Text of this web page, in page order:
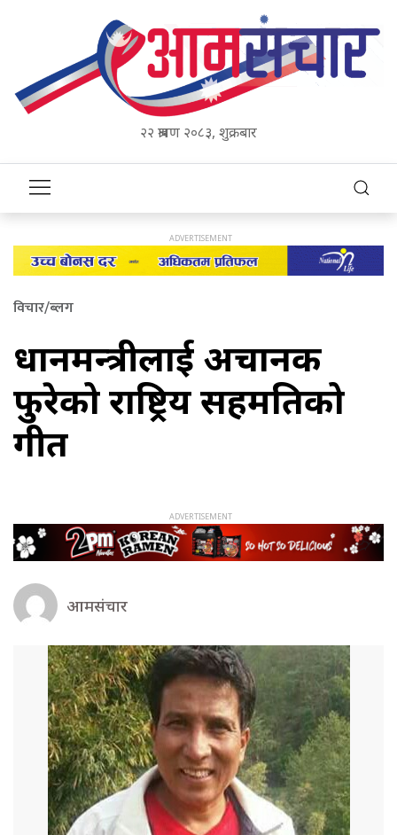
२२ श्रावण २०८३, शुक्रबार
विचार/ब्लग
प्रधानमन्त्रीलाई अचानक
फुरेको राष्ट्रिय सहमतिको
गीत
आमसंचार